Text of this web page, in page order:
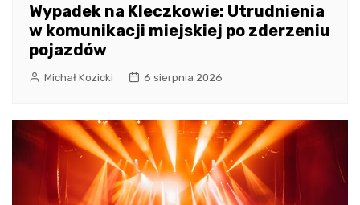
Wypadek na Kleczkowie: Utrudnienia
w komunikacji miejskiej po zderzeniu
pojazdów
Michał Kozicki 6 sierpnia 2026